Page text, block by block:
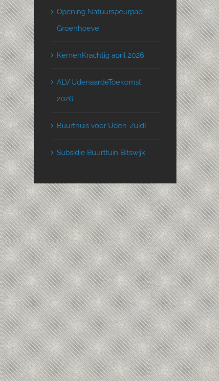
Opening Natuurspeurpad
Groenhoeve
KernenKrachtig april 2026
ALV UdenaardeToekomst
2026
Buurthuis voor Uden-Zuid!
Subsidie Buurttuin Bitswijk